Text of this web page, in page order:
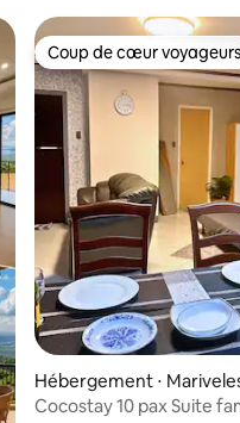
sur 5
Coup de cœur voyageurs
Coup de cœur voyageurs
Hébergement ⋅
Cocostay 10 pax Suite